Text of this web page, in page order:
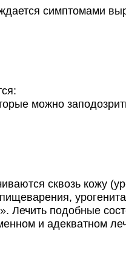
симптомами
можно
сквозь кожу
подобные
и адекватном